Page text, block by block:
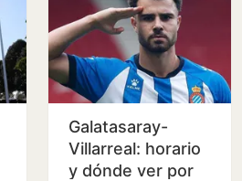
Galatasaray-
Villarreal: horario
y dónde ver por